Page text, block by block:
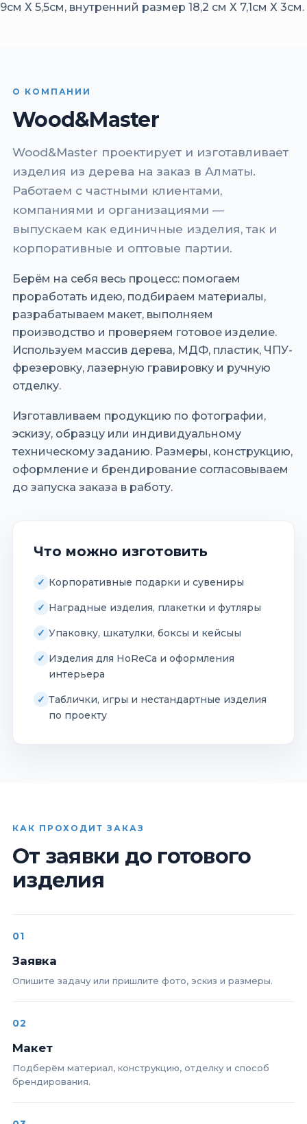
9см Х 5,5см, внутренний размер 18,2 см Х 7,1см Х 3см.
О КОМПАНИИ
Wood&Master
Wood&Master проектирует и изготавливает
изделия из дерева на заказ в Алматы.
Работаем с частными клиентами,
компаниями и организациями —
выпускаем как единичные изделия, так и
корпоративные и оптовые партии.
Берём на себя весь процесс: помогаем
проработать идею, подбираем материалы,
разрабатываем макет, выполняем
производство и проверяем готовое изделие.
Используем массив дерева, МДФ, пластик, ЧПУ-
фрезеровку, лазерную гравировку и ручную
отделку.
Изготавливаем продукцию по фотографии,
эскизу, образцу или индивидуальному
техническому заданию. Размеры, конструкцию,
оформление и брендирование согласовываем
до запуска заказа в работу.
Что можно изготовить
Корпоративные подарки и сувениры
Наградные изделия, плакетки и футляры
Упаковку, шкатулки, боксы и кейсыы
Изделия для HoReCa и оформления
интерьера
Таблички, игры и нестандартные изделия
по проекту
КАК ПРОХОДИТ ЗАКАЗ
От заявки до готового
изделия
01
Заявка
Опишите задачу или пришлите фото, эскиз и размеры.
02
Макет
Подберём материал, конструкцию, отделку и способ
брендирования.